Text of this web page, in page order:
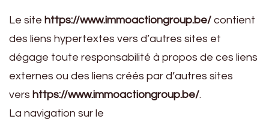
Le site https://www.immoactiongroup.be/ contient
des liens hypertextes vers d’autres sites et
dégage toute responsabilité à propos de ces liens
externes ou des liens créés par d’autres sites
vers https://www.immoactiongroup.be/.
La navigation sur le